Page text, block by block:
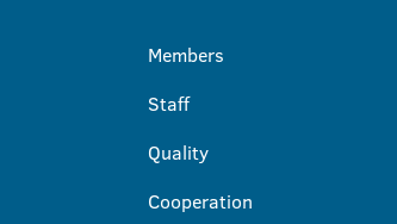
Members
Staff
Quality
Cooperation